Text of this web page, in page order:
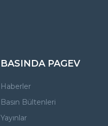
BASINDA PAGEV
Haberler
Basın Bültenleri
Yayınlar